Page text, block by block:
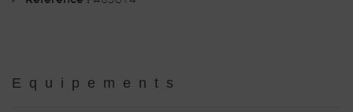
Equipements